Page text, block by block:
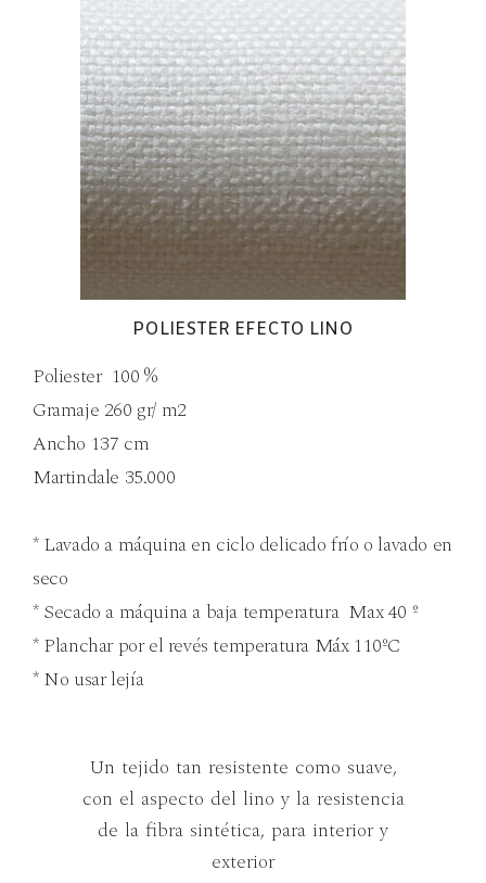
POLIESTER EFECTO LINO
Poliester 100 %
Gramaje 260 gr/ m2
Ancho 137 cm
Martindale 35.000
* Lavado a máquina en ciclo delicado frío o lavado en
seco
* Secado a máquina a baja temperatura Max 40 º
* Planchar por el revés temperatura Máx 110ºC
* No usar lejía
Un tejido tan resistente como suave,
con el aspecto del lino y la resistencia
de la fibra sintética, para interior y
exterior